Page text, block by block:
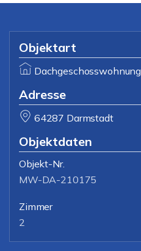
Objektart
Dachgeschosswohnung
Adresse
64287 Darmstadt
Objektdaten
Objekt-Nr.
MW-DA-210175
Zimmer
2